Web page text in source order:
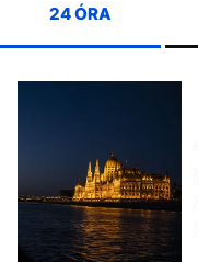
24 ÓRA